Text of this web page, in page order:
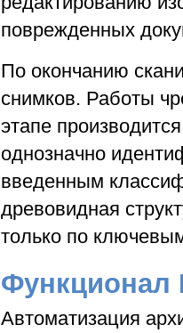
поврежденных
По окончанию
снимков. Работы
этапе
однозначно
введенным
древовидная
только по
Функционал
Автоматизация